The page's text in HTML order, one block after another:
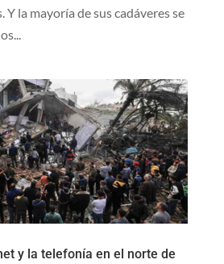
Y la mayoría de sus cadáveres se
y la telefonía en el norte de